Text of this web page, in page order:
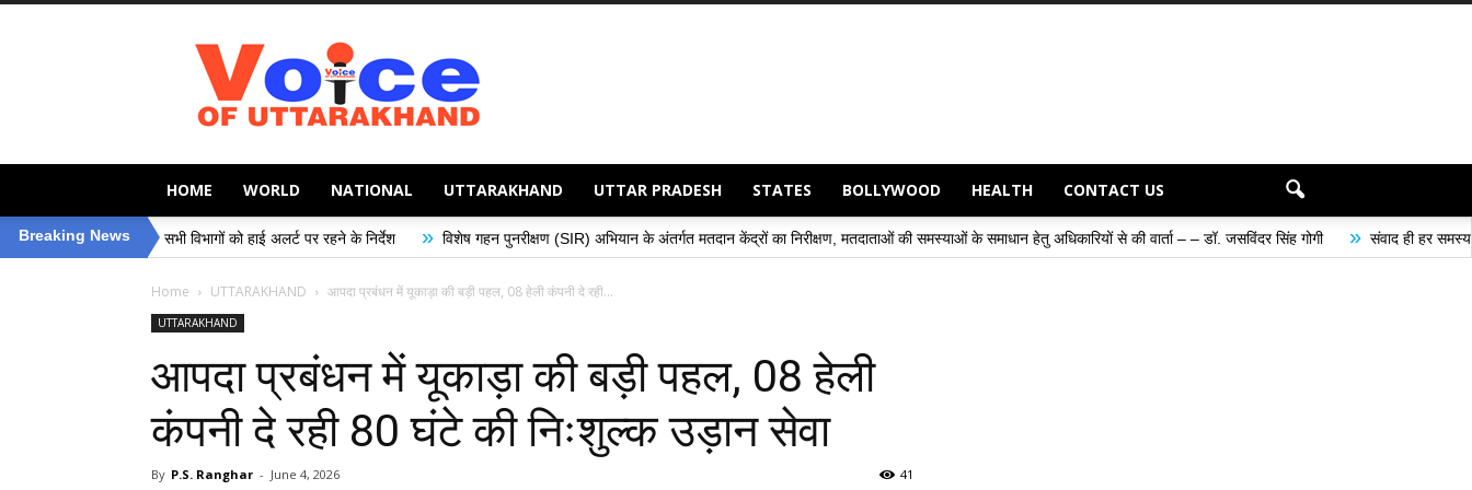
Voice
of
Uttarakhand
HOME WORLD NATIONAL UTTARAKHAND UTTAR PRADESH STATES BOLLYWOOD HEALTH CONTACT US
Breaking News
सभी विभागों को हाई अलर्ट पर रहने के निर्देश » विशेष गहन पुनरीक्षण (SIR) अभियान के अंतर्गत मतदान केंद्रों का निरीक्षण, मतदाताओं की समस्याओं के समाधान हेतु अधिकारियों से की वार्ता – – डॉ. जसविंदर सिंह गोगी » संवाद ही हर समस्या के समाधान का सबसे
Home UTTARAKHAND आपदा प्रबंधन में यूकाड़ा की बड़ी पहल, 08 हेली कंपनी दे रही...
UTTARAKHAND
आपदा प्रबंधन में यूकाड़ा की बड़ी पहल, 08 हेली
कंपनी दे रही 80 घंटे की निःशुल्क उड़ान सेवा
By P.S. Ranghar - June 4, 2026 41